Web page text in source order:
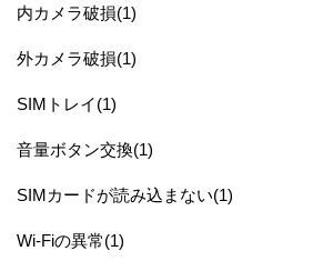
内カメラ破損(1)
外カメラ破損(1)
SIMトレイ(1)
音量ボタン交換(1)
SIMカードが読み込まない(1)
Wi-Fiの異常(1)